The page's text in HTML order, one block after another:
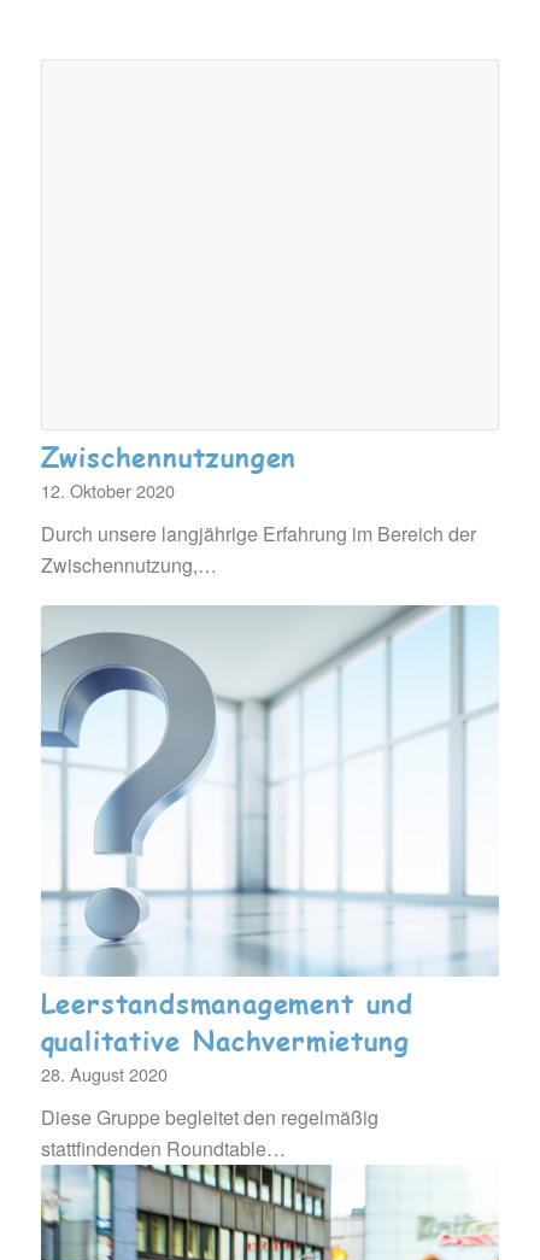
Zwischennutzungen
12. Oktober 2020
Durch unsere langjährige Erfahrung im Bereich der
Zwischennutzung,…
Leerstandsmanagement und
qualitative Nachvermietung
28. August 2020
Diese Gruppe begleitet den regelmäßig
stattfindenden Roundtable…